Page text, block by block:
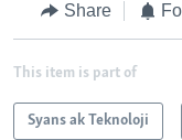
Share
This item is part of
Syans ak Teknoloji